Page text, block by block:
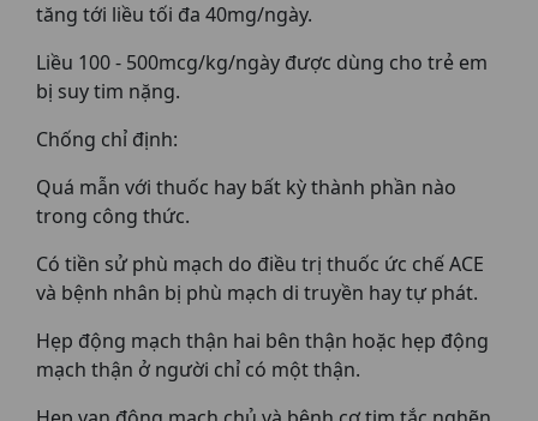
tăng tới liều tối đa 40mg/ngày.
Liều 100 - 500mcg/kg/ngày được dùng cho trẻ em
bị suy tim nặng.
Chống chỉ định:
Quá mẫn với thuốc hay bất kỳ thành phần nào
trong công thức.
Có tiền sử phù mạch do điều trị thuốc ức chế ACE
và bệnh nhân bị phù mạch di truyền hay tự phát.
Hẹp động mạch thận hai bên thận hoặc hẹp động
mạch thận ở người chỉ có một thận.